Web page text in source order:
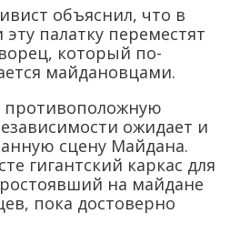
объяснил, что в
палатку переместят
который по-
майдановцами.
противоположную
ожидает и
сцену Майдана.
гигантский каркас для
на майдане
пока достоверно